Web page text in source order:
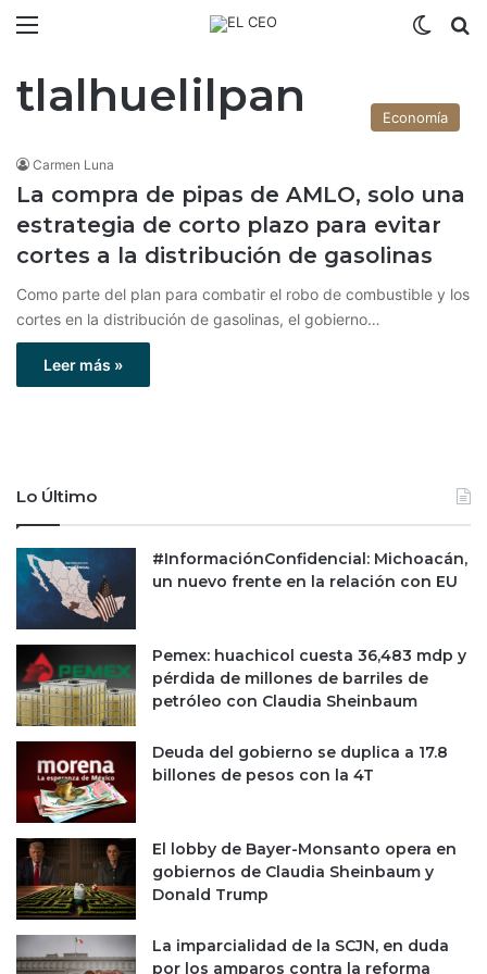
tlalhuelilpan Economía
Carmen Luna
La compra de pipas de AMLO, solo una
estrategia de corto plazo para evitar
cortes a la distribución de gasolinas
Como parte del plan para combatir el robo de combustible y los
cortes en la distribución de gasolinas, el gobierno…
Leer más »
Lo Último
#InformaciónConfidencial: Michoacán,
un nuevo frente en la relación con EU
Pemex: huachicol cuesta 36,483 mdp y
pérdida de millones de barriles de
petróleo con Claudia Sheinbaum
Deuda del gobierno se duplica a 17.8
billones de pesos con la 4T
El lobby de Bayer-Monsanto opera en
gobiernos de Claudia Sheinbaum y
Donald Trump
La imparcialidad de la SCJN, en duda
por los amparos contra la reforma